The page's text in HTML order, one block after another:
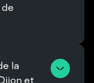
la
et